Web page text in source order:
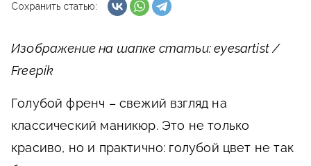
Сохранить статью:
Изображение на шапке статьи: eyesartist /
Freepik
Голубой френч – свежий взгляд на
классический маникюр. Это не только
красиво, но и практично: голубой цвет не так